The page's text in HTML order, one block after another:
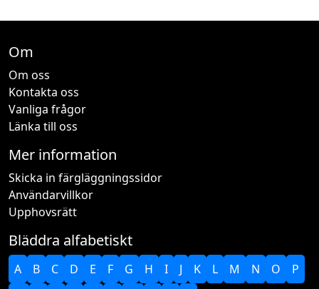
Om
Om oss
Kontakta oss
Vanliga frågor
Länka till oss
Mer information
Skicka in färgläggningssidor
Användarvillkor
Upphovsrätt
Bläddra alfabetiskt
A B C D E F G H I J K L M N O P